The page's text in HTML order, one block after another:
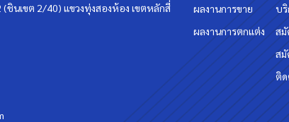
(ชินเขต 2/40) แขวงทุ่งสองห้อง เขตหลักสี่
ผลงานการขาย
ผลงานการตกแต่ง
บริ
สมั
สมั
ติด